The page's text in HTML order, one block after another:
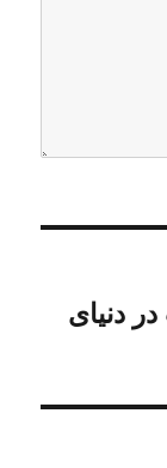
دنیای